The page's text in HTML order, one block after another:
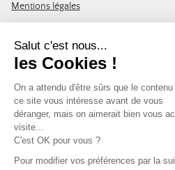
Mentions légales
Plan du site
REJOIGNEZ LA
Inscrivez-vous à la newsletter Leurre
de 10% de remise valable sur votre